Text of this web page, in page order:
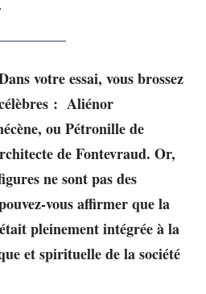
votre essai, vous brossez
: Aliénor
ou Pétronille de
de Fontevraud. Or,
ne sont pas des
vous affirmer que la
pleinement intégrée à la
et spirituelle de la société